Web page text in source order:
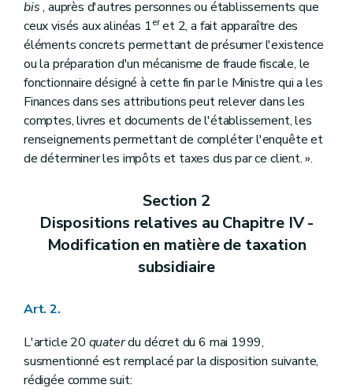
bis, auprès d'autres personnes ou établissements que
ceux visés aux alinéas 1eret 2, a fait apparaître des
éléments concrets permettant de présumer l'existence
ou la préparation d'un mécanisme de fraude fiscale, le
fonctionnaire désigné à cette fin par le Ministre qui a les
Finances dans ses attributions peut relever dans les
comptes, livres et documents de l'établissement, les
renseignements permettant de compléter l'enquête et
de déterminer les impôts et taxes dus par ce client. ».
Section 2
Dispositions relatives au Chapitre IV -
Modification en matière de taxation
subsidiaire
Art. 2.
L'article 20 quaterdu décret du 6 mai 1999,
susmentionné est remplacé par la disposition suivante,
rédigée comme suit: